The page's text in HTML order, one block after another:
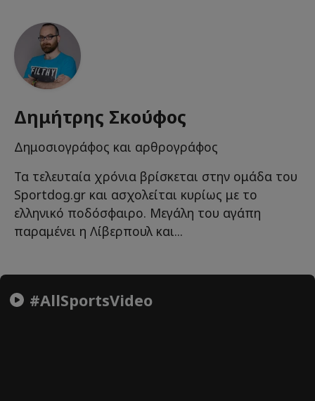
Δημήτρης Σκούφος
Δημοσιογράφος και αρθρογράφος
Τα τελευταία χρόνια βρίσκεται στην ομάδα του
Sportdog.gr και ασχολείται κυρίως με το
ελληνικό ποδόσφαιρο. Μεγάλη του αγάπη
παραμένει η Λίβερπουλ και...
#AllSportsVideo